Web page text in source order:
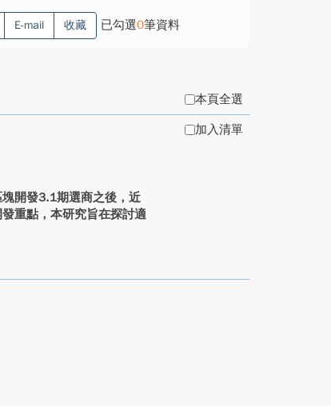
E-mail 收藏 已勾選0筆資料
本頁全選
開發3.1期選商之後，近
重點，本研究旨在探討適
加入清單